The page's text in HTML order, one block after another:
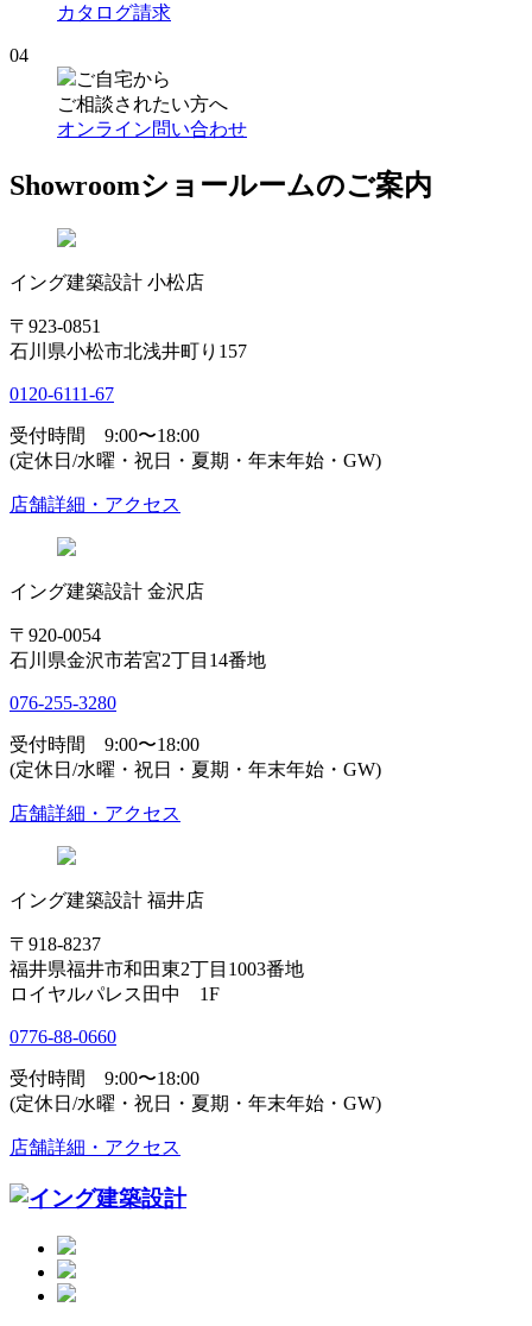
カタログ請求
04
ご自宅から
ご相談されたい方へ
オンライン問い合わせ
Showroomショールームのご案内
イング建築設計 小松店
〒923-0851
石川県小松市北浅井町り157
0120-6111-67
受付時間 9:00〜18:00
(定休日/水曜・祝日・夏期・年末年始・GW)
店舗詳細・アクセス
イング建築設計 金沢店
〒920-0054
石川県金沢市若宮2丁目14番地
076-255-3280
受付時間 9:00〜18:00
(定休日/水曜・祝日・夏期・年末年始・GW)
店舗詳細・アクセス
イング建築設計 福井店
〒918-8237
福井県福井市和田東2丁目1003番地
ロイヤルパレス田中 1F
0776-88-0660
受付時間 9:00〜18:00
(定休日/水曜・祝日・夏期・年末年始・GW)
店舗詳細・アクセス